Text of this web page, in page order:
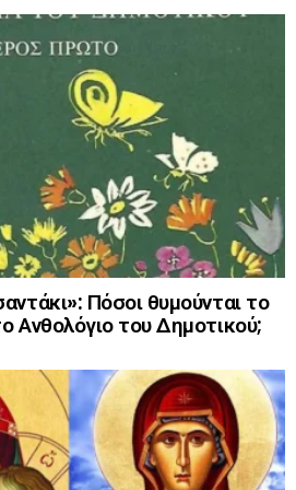
Πόσοι θυμούνται το
Ανθολόγιο του Δημοτικού;